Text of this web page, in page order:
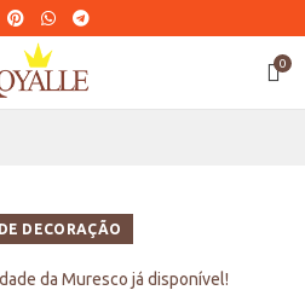
0
DECORAÇÃO
da Muresco já disponível!